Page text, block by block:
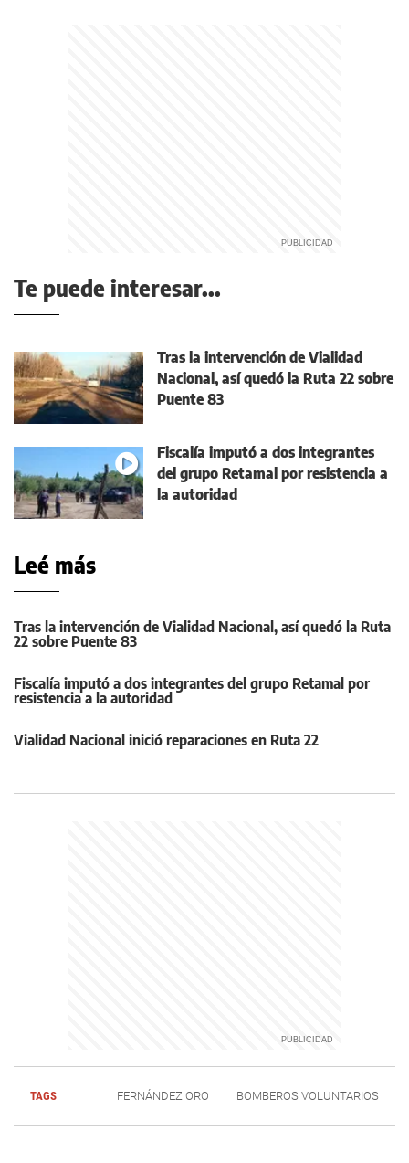
Te puede interesar...
Tras la intervención de Vialidad
Nacional, así quedó la Ruta 22 sobre
Puente 83
Fiscalía imputó a dos integrantes
del grupo Retamal por resistencia a
la autoridad
Leé más
Tras la intervención de Vialidad Nacional, así quedó la Ruta
22 sobre Puente 83
Fiscalía imputó a dos integrantes del grupo Retamal por
resistencia a la autoridad
Vialidad Nacional inició reparaciones en Ruta 22
TAGS FERNÁNDEZ ORO BOMBEROS VOLUNTARIOS